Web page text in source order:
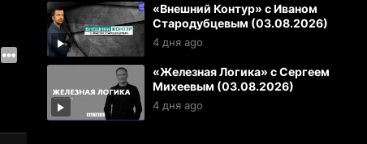
«Внешний Контур» с Иваном
Стародубцевым (03.08.2026)
4 дня ago
«Железная Логика» с Сергеем
Михеевым (03.08.2026)
4 дня ago